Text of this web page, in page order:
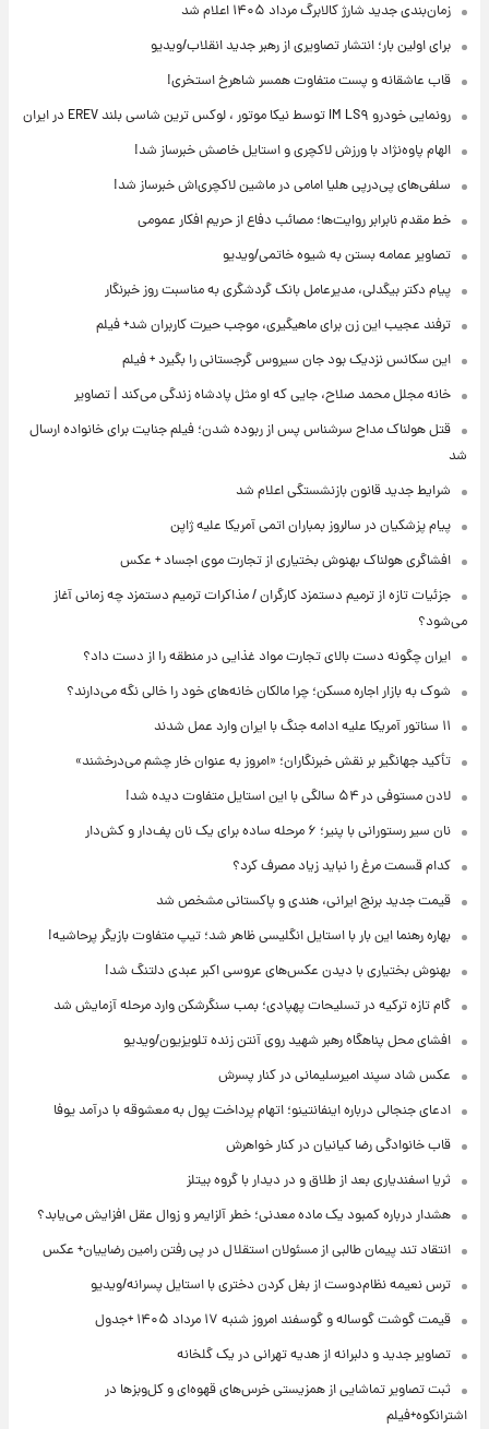
زمان‌بندی جدید شارژ کالابرگ مرداد ۱۴۰۵ اعلام شد
برای اولین بار؛ انتشار تصاویری از رهبر جدید انقلاب/ویدیو
قاب عاشقانه و پست متفاوت همسر شاهرخ استخری!
رونمایی خودرو IM LS۹ توسط نیکا موتور ، لوکس ترین شاسی بلند EREV در ایران
الهام پاوه‌نژاد با ورزش لاکچری و استایل خاصش خبرساز شد!
سلفی‌های پی‌درپی هلیا امامی در ماشین لاکچری‌اش خبرساز شد!
خط مقدم نابرابر روایت‌ها؛ مصائب دفاع از حریم افکار عمومی
تصاویر عمامه بستن به شیوه خاتمی/ویدیو
پیام دکتر بیگدلی، مدیرعامل بانک گردشگری به مناسبت روز خبرنگار
ترفند عجیب این زن برای ماهیگیری، موجب حیرت کاربران شد+ فیلم
این سکانس نزدیک بود جان سیروس گرجستانی را بگیرد + فیلم
خانه مجلل محمد صلاح، جایی که او مثل پادشاه زندگی می‌کند | تصاویر
قتل هولناک مداح سرشناس پس از ربوده شدن؛ فیلم جنایت برای خانواده ارسال
شد
شرایط جدید قانون بازنشستگی اعلام شد
پیام پزشکیان در سالروز بمباران اتمی آمریکا علیه ژاپن
افشاگری هولناک بهنوش بختیاری از تجارت موی اجساد + عکس
جزئیات تازه از ترمیم دستمزد کارگران / مذاکرات ترمیم دستمزد چه زمانی آغاز
می‌شود؟
ایران چگونه دست بالای تجارت مواد غذایی در منطقه را از دست داد؟
شوک به بازار اجاره مسکن؛ چرا مالکان خانه‌های خود را خالی نگه می‌دارند؟
۱۱ سناتور آمریکا علیه ادامه جنگ با ایران وارد عمل شدند
تأکید جهانگیر بر نقش خبرنگاران؛ «امروز به عنوان خار چشم می‌درخشند»
لادن مستوفی در ۵۴ سالگی با این استایل متفاوت دیده شد!
نان سیر رستورانی با پنیر؛ ۶ مرحله ساده برای یک نان پف‌دار و کش‌دار
کدام قسمت مرغ را نباید زیاد مصرف کرد؟
قیمت جدید برنج ایرانی، هندی و پاکستانی مشخص شد
بهاره رهنما این بار با استایل انگلیسی ظاهر شد؛ تیپ متفاوت بازیگر پرحاشیه!
بهنوش بختیاری با دیدن عکس‌های عروسی اکبر عبدی دلتنگ شد!
گام تازه ترکیه در تسلیحات پهپادی؛ بمب سنگرشکن وارد مرحله آزمایش شد
افشای محل پناهگاه‌ رهبر شهید روی آنتن زنده تلویزیون/ویدیو
عکس شاد سپند امیرسلیمانی در کنار پسرش
ادعای جنجالی درباره اینفانتینو؛ اتهام پرداخت پول به معشوقه با درآمد یوفا
قاب خانوادگی رضا کیانیان در کنار خواهرش
ثریا اسفندیاری بعد از طلاق و در دیدار با گروه بیتلز
هشدار درباره کمبود یک ماده معدنی؛ خطر آلزایمر و زوال عقل افزایش می‌یابد؟
انتقاد تند پیمان طالبی از مسئولان استقلال در پی رفتن رامین رضاییان+ عکس
ترس نعیمه نظام‌دوست از بغل کردن دختری با استایل پسرانه/ویدیو
قیمت گوشت گوساله و گوسفند امروز شنبه ۱۷ مرداد ۱۴۰۵ +جدول
تصاویر جدید و دلبرانه از هدیه تهرانی در یک گلخانه
ثبت تصاویر تماشایی از همزیستی خرس‌های قهوه‌ای و کل‌وبزها در
اشترانکوه+فیلم